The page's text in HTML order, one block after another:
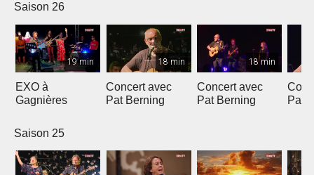
Saison 26
19 min
EXO à
Gagnières
18 min
Concert avec
Pat Berning
18 min
Concert avec
Pat Berning
Pat
Saison 25